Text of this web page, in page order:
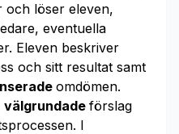
och löser eleven,
eventuella
Eleven be­skriver
och sitt resultat samt
omdömen.
välgrundade förslag
I